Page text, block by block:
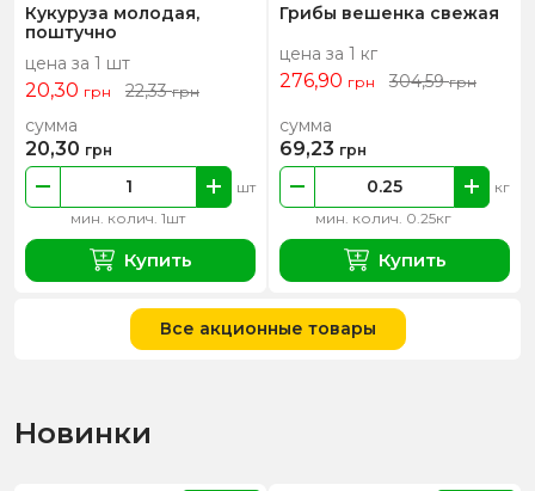
Кукуруза молодая,
поштучно
цена за 1 шт
20,30 грн 22,33грн
мин. колич. 1шт
шт
сумма
20,30 грн
Купить
Грибы вешенка свежая
цена за 1 кг
276,90 грн 304,59грн
мин. колич. 0.25кг
кг
сумма
69,23 грн
Купить
Все акционные товары
Новинки